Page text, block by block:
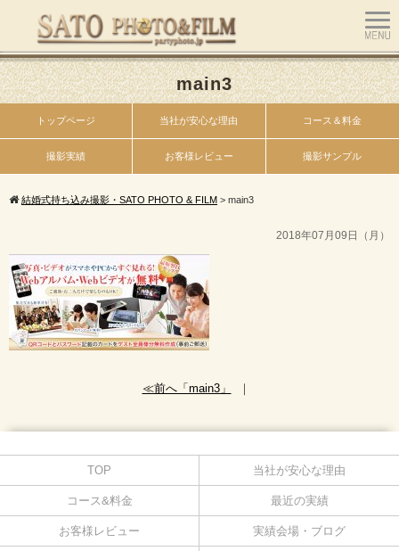
main3
トップページ 当社が安心な理由 コース＆料金
撮影実績 お客様レビュー 撮影サンプル
結婚式持ち込み撮影・SATO PHOTO & FILM > main3
2018年07月09日（月）
≪前へ「main3」 ｜
TOP 当社が安心な理由
コース&料金 最近の実績
お客様レビュー 実績会場・ブログ